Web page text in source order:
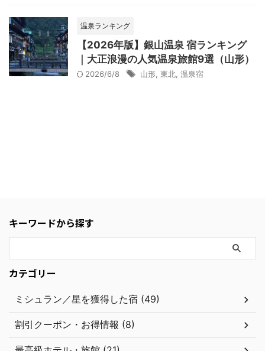
温泉ランキング
【2026年版】銀山温泉 宿ランキング
｜大正浪漫の人気温泉旅館9選（山形）
2026/6/8 山形 東北 温泉宿
キーワードから探す
カテゴリー
ミシュラン／星を獲得した宿 (49)
割引クーポン・お得情報 (8)